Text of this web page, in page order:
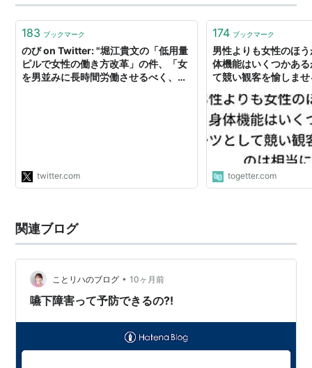
モ度セルフチェック 1. 立ち上がりテスト（下肢の筋力を
チェック） 2. 2…
183 ブックマーク
のび on Twitter: "堀江貴文の「低用量
ピルで女性の働き方改革」の件、「女
を男並みに長時間労働させるべく、女
twitter.com
174 ブックマーク
男性よりも女性のほ
体機能はいくつかあ
て競い観客を愉しま
togetter.com
関連ブログ
ことリハのブログ • 10ヶ月前
嚥下障害って予防できるの⁈